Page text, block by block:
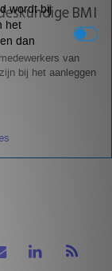
BMI
van
bij het aanleggen
wordt bij
het
dan